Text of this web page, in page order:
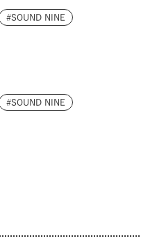
SOUND NINE
SOUND NINE